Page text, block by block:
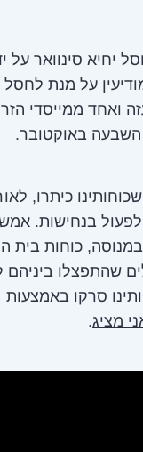
יחיא סינוואר על
על מנת לחסל
ואחד ממייסדי
השבעה באוקטובר.
כיתרו,
בנחישות.
כוחות בית
שהתפצלו ביניהם
סרקו באמצעות
מציג.